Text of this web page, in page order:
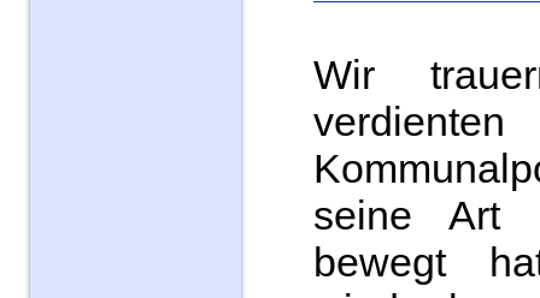
Wir
verdienten
seine Art
bewegt